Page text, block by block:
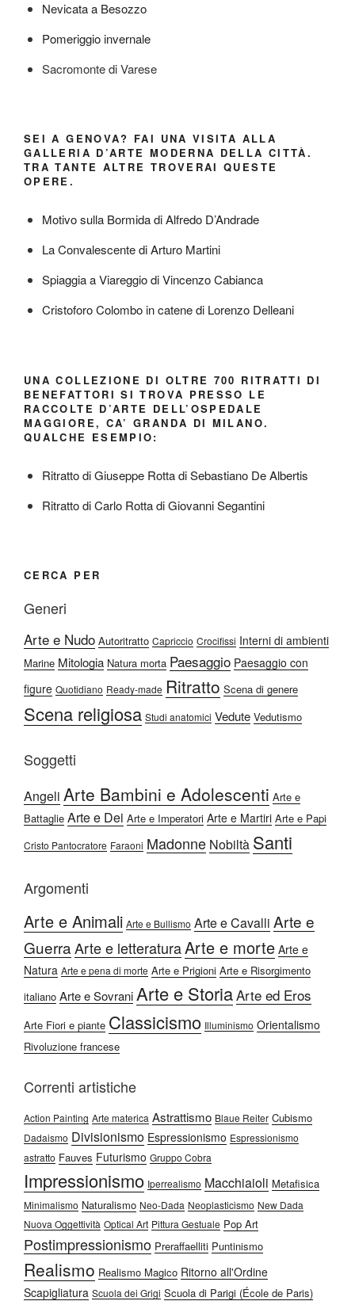
Nevicata a Besozzo
Pomeriggio invernale
Sacromonte di Varese
SEI A GENOVA? FAI UNA VISITA ALLA
GALLERIA D’ARTE MODERNA DELLA CITTÀ.
TRA TANTE ALTRE TROVERAI QUESTE
OPERE.
Motivo sulla Bormida di Alfredo D’Andrade
La Convalescente di Arturo Martini
Spiaggia a Viareggio di Vincenzo Cabianca
Cristoforo Colombo in catene di Lorenzo Delleani
UNA COLLEZIONE DI OLTRE 700 RITRATTI DI
BENEFATTORI SI TROVA PRESSO LE
RACCOLTE D’ARTE DELL’OSPEDALE
MAGGIORE, CA’ GRANDA DI MILANO.
QUALCHE ESEMPIO:
Ritratto di Giuseppe Rotta di Sebastiano De Albertis
Ritratto di Carlo Rotta di Giovanni Segantini
CERCA PER
Generi
Arte e Nudo Autoritratto Capriccio Crocifissi Interni di ambienti
Marine Mitologia Natura morta Paesaggio Paesaggio con
figure Quotidiano Ready-made Ritratto Scena di genere
Scena religiosa Studi anatomici Vedute Vedutismo
Soggetti
Angeli Arte Bambini e Adolescenti Arte e
Battaglie Arte e Dei Arte e Imperatori Arte e Martiri Arte e Papi
Cristo Pantocratore Faraoni Madonne Nobiltà Santi
Argomenti
Arte e Animali Arte e Bullismo Arte e Cavalli Arte e
GuerraArte e letteraturaArte e morte Arte e
Natura Arte e pena di morte Arte e Prigioni Arte e Risorgimento
italiano Arte e SovraniArte e StoriaArte ed Eros
Arte Fiori e piante Classicismo Illuminismo Orientalismo
Rivoluzione francese
Correnti artistiche
Action Painting Arte materica Astrattismo Blaue Reiter Cubismo
Dadaismo Divisionismo Espressionismo Espressionismo
astratto Fauves Futurismo Gruppo Cobra
Impressionismo Iperrealismo Macchiaioli Metafisica
Minimalismo Naturalismo Neo-Dada Neoplasticismo New Dada
Nuova Oggettività Optical Art Pittura Gestuale Pop Art
Postimpressionismo Preraffaelliti Puntinismo
Realismo Realismo Magico Ritorno all'Ordine
Scapigliatura Scuola dei Grigi Scuola di Parigi (École de Paris)